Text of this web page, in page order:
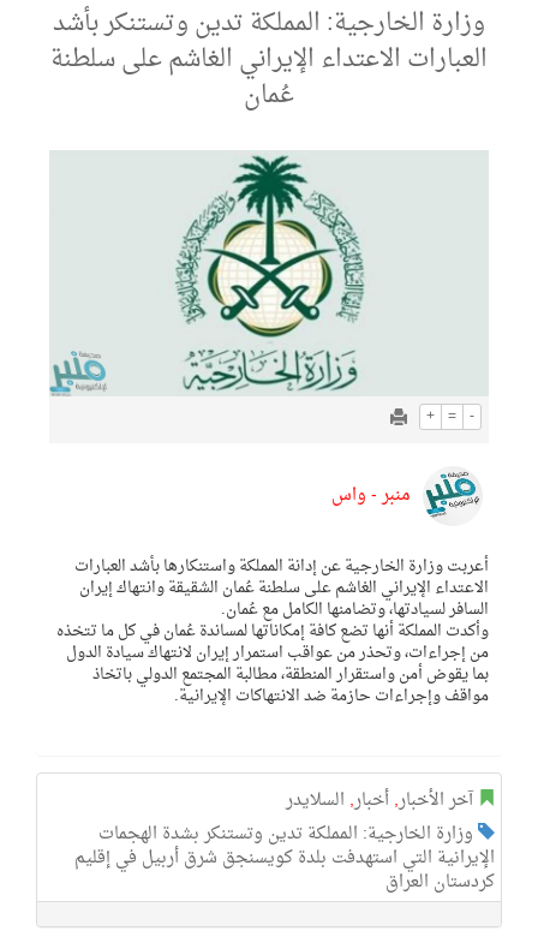
وزارة الخارجية: المملكة تدين وتستنكر بأشد
العبارات الاعتداء الإيراني الغاشم على سلطنة
عُمان
+ = -
منبر - واس
أعربت وزارة الخارجية عن إدانة المملكة واستنكارها بأشد العبارات
الاعتداء الإيراني الغاشم على سلطنة عُمان الشقيقة وانتهاك إيران
السافر لسيادتها، وتضامنها الكامل مع عُمان.
وأكدت المملكة أنها تضع كافة إمكاناتها لمساندة عُمان في كل ما تتخذه
من إجراءات، وتحذر من عواقب استمرار إيران لانتهاك سيادة الدول
بما يقوض أمن واستقرار المنطقة، مطالبة المجتمع الدولي باتخاذ
مواقف وإجراءات حازمة ضد الانتهاكات الإيرانية.
آخر الأخبار,أخبار, السلايدر
وزارة الخارجية: المملكة تدين وتستنكر بشدة الهجمات
الإيرانية التي استهدفت بلدة كويسنجق شرق أربيل في إقليم
كردستان العراق